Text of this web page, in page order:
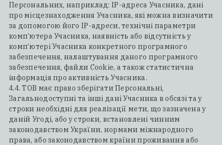
Персональних, наприклад: IP-адреса Учасника, дані
про місцезнаходження Учасника, які можна визначити
за допомогою його IP-адреси, технічні параметри
комп’ютера Учасника, наявність або відсутність у
комп’ютері Учасника конкретного програмного
забезпечення, налаштування даного програмного
забезпечення, файли Сookie, а також статистична
інформація про активність Учасника.
4.4. ТОВ має право зберігати Персональні,
Загальнодоступні та інші дані Учасника в обсязі та у
строки необхідні для реалізації мети, що зазначена у
даній Угоді, або у строки, встановлені чинним
законодавством України, нормами міжнародного
права, або законодавством країни проживання або